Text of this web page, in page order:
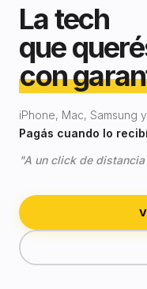
La tech
que
con
iPhone, Mac, Samsung
Pagás cuando lo
"A un click de